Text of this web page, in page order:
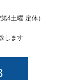
4土曜 定休）
します